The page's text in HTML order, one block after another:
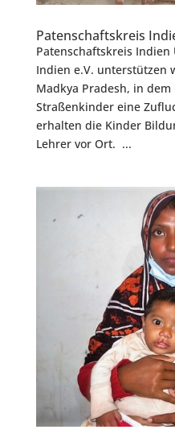
Patenschaftskreis
Patenschaftskreis
Indien e.V. unterstützen
Madkya Pradesh, in
Straßenkinder eine
erhalten die Kinder
Lehrer vor Ort. ...